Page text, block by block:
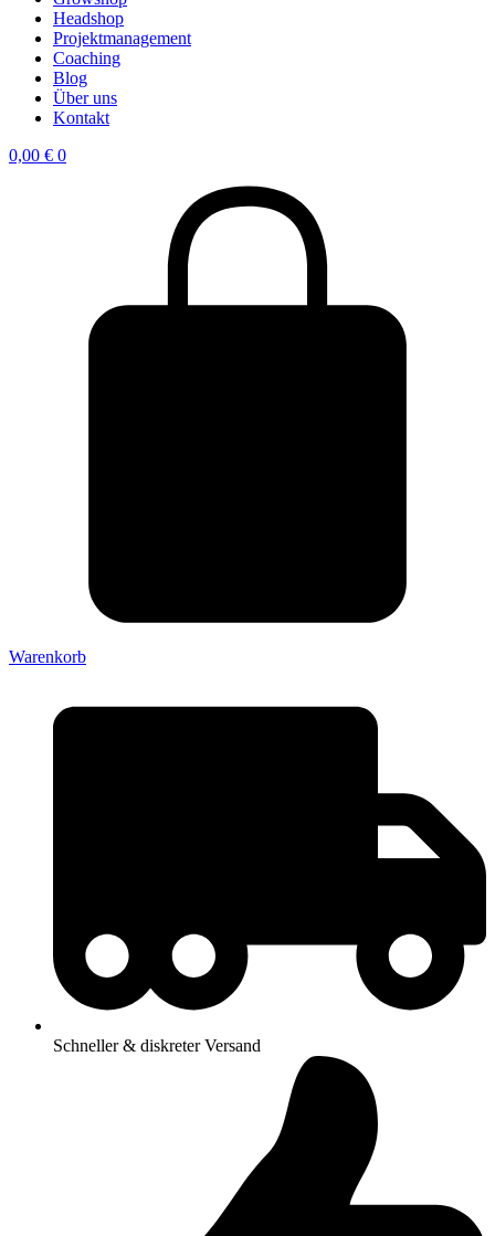
Headshop
Projektmanagement
Coaching
Blog
Über uns
Kontakt
0,00 € 0
Warenkorb
Schneller & diskreter Versand